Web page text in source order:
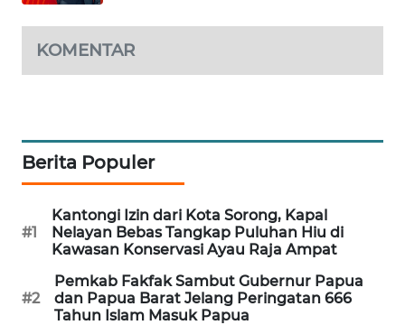
KOMENTAR
Berita Populer
#1
Kantongi Izin dari Kota Sorong, Kapal
Nelayan Bebas Tangkap Puluhan Hiu di
Kawasan Konservasi Ayau Raja Ampat
#2
Pemkab Fakfak Sambut Gubernur Papua
dan Papua Barat Jelang Peringatan 666
Tahun Islam Masuk Papua
NEWS
METRO
SIANTAR
METRO
MEDAN
NEWS
METRO
JAKARTA
KRT